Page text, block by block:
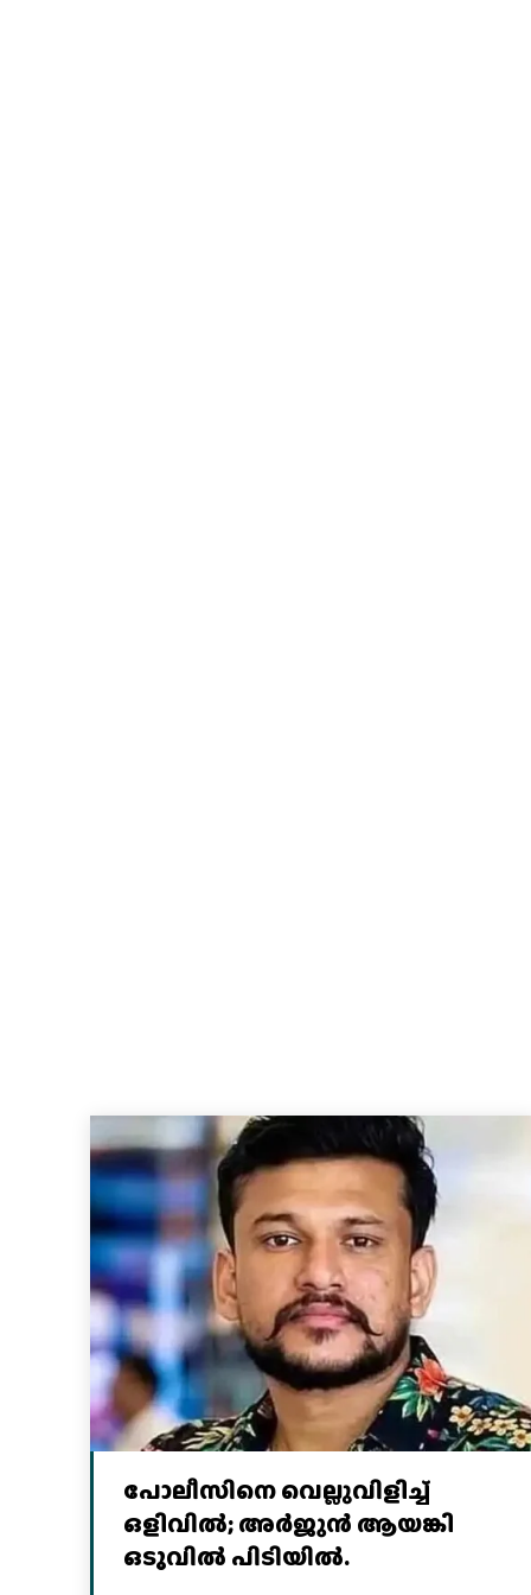
പോലീസിനെ വെല്ലുവിളിച്ച്‌
ഒളിവില്‍; അര്‍ജുന്‍ ആയങ്കി
ഒടുവില്‍ പിടിയില്‍.